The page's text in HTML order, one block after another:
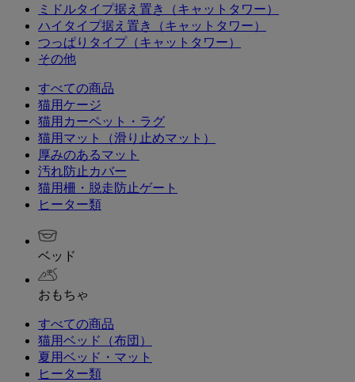
ミドルタイプ据え置き（キャットタワー）
ハイタイプ据え置き（キャットタワー）
つっぱりタイプ（キャットタワー）
その他
すべての商品
猫用ケージ
猫用カーペット・ラグ
猫用マット（滑り止めマット）
厚みのあるマット
汚れ防止カバー
猫用柵・脱走防止ゲート
ヒーター類
ベッド
おもちゃ
すべての商品
猫用ベッド（布団）
夏用ベッド・マット
ヒーター類